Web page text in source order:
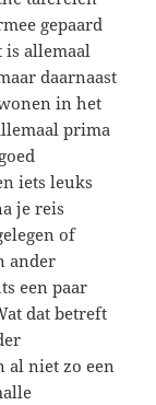
gepaard
is allemaal
daarnaast
in het
prima
iets leuks
je reis
of
ander
een paar
dat betreft
al niet zo een